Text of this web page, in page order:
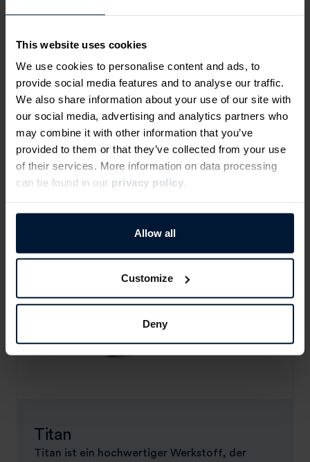
This website uses cookies
We use cookies to personalise content and ads, to
provide social media features and to analyse our traffic.
We also share information about your use of our site with
our social media, advertising and analytics partners who
may combine it with other information that you’ve
provided to them or that they’ve collected from your use
of their services. More information on data processing
can be found in our privacy policy.
Allow all
Customize
Deny
Kupfer
Die meisten Kupferlegierungen eignen sich sehr
gut für das Drehen und Fräsen. Sie haben
hervorragende Gleiteigenschaften, gute
elektrische Leitfähigkeiten, gute
Wärmeleitfähigkeiten sowie eine hohe
Korrosionsbeständigkeit.
Titan
Titan ist ein hochwertiger Werkstoff, der